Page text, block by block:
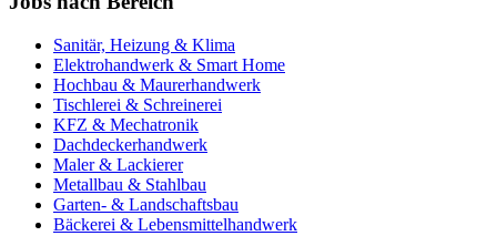
Sanitär, Heizung & Klima
Elektrohandwerk & Smart Home
Hochbau & Maurerhandwerk
Tischlerei & Schreinerei
KFZ & Mechatronik
Dachdeckerhandwerk
Maler & Lackierer
Metallbau & Stahlbau
Garten- & Landschaftsbau
Bäckerei & Lebensmittelhandwerk